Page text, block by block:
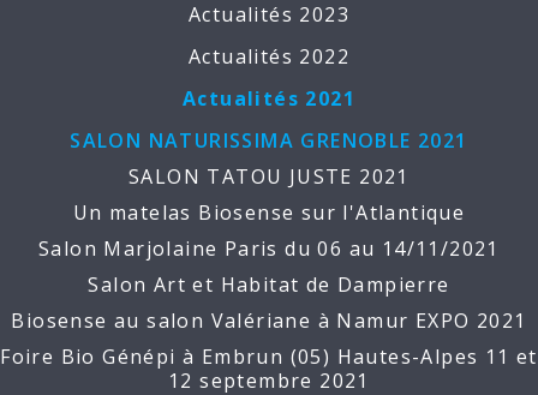
Actualités 2023
Actualités 2022
Actualités 2021
SALON NATURISSIMA GRENOBLE 2021
SALON TATOU JUSTE 2021
Un matelas Biosense sur l'Atlantique
Salon Marjolaine Paris du 06 au 14/11/2021
Salon Art et Habitat de Dampierre
Biosense au salon Valériane à Namur EXPO 2021
Foire Bio Génépi à Embrun (05) Hautes-Alpes 11 et
12 septembre 2021